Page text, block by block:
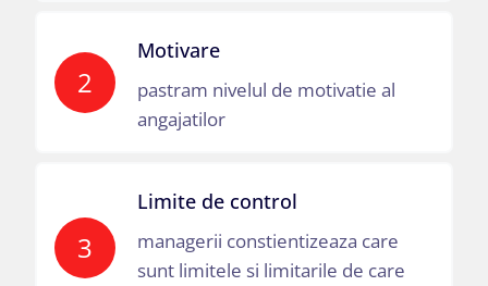
2
Motivare
pastram nivelul de motivatie al
angajatilor
3
Limite de control
managerii constientizeaza care
sunt limitele si limitarile de care